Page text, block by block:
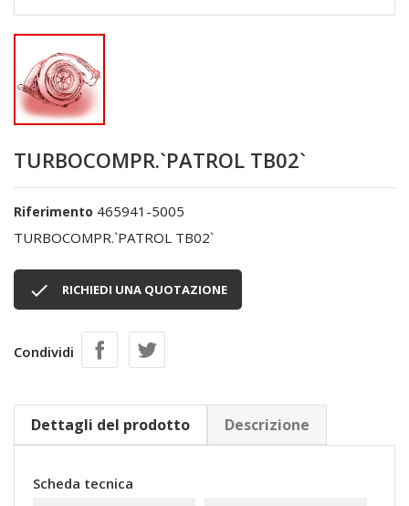
TURBOCOMPR.`PATROL TB02`
Riferimento 465941-5005
TURBOCOMPR.`PATROL TB02`
 RICHIEDI UNA QUOTAZIONE
Condividi
Dettagli del prodotto Descrizione
Scheda tecnica